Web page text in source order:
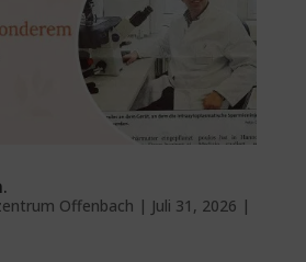
Offenbach | Juli 31, 2026 |